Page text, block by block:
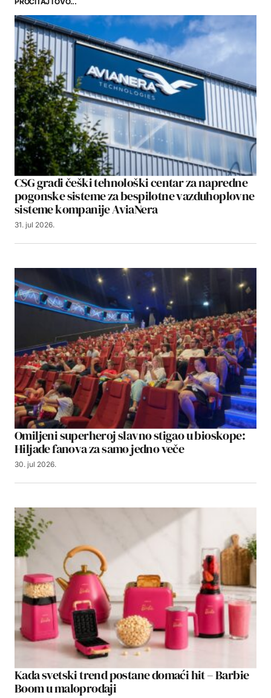
CSG gradi češki tehnološki centar za napredne
pogonske sisteme za bespilotne vazduhoplovne
sisteme kompanije AviaNera
31. jul 2026.
Omiljeni superheroj slavno stigao u bioskope:
Hiljade fanova za samo jedno veče
30. jul 2026.
Kada svetski trend postane domaći hit – Barbie
Boom u maloprodaji